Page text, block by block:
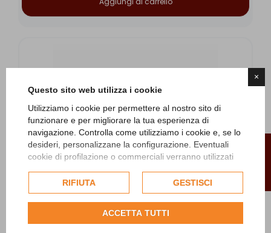
×
Questo sito web utilizza i cookie
Utilizziamo i cookie per permettere al nostro sito di
funzionare e per migliorare la tua esperienza di
navigazione. Controlla come utilizziamo i cookie e, se lo
desideri, personalizzane la configurazione. Eventuali
cookie di profilazione o commerciali verranno utilizzati
dell'utente e, se consentito, potrebbero essere utilizzati
per personalizzare gli annunci pubblicitari. Per ulteriori
informazioni su come Google utilizza i dati raccolti,
politica sulla privacy di Google
RIFIUTA GESTISCI
ACCETTA TUTTI